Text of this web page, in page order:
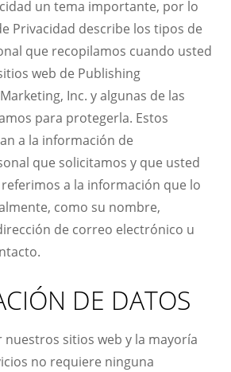
un tema importante, por lo
Privacidad describe los tipos de
que recopilamos cuando usted
web de Publishing
Inc. y algunas de las
para protegerla. Estos
a la información de
que solicitamos y que usted
a la información que lo
como su nombre,
de correo electrónico u
DE DATOS
nuestros sitios web y la mayoría
no requiere ninguna